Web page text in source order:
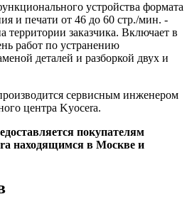
устройства формата
и печати от 46 до 60 стр./мин. -
территории заказчика. Включает в
работ по устранению
деталей и разборкой двух и
сервисным инженером
центра Kyocera.
покупателям
находящимся в Москве и